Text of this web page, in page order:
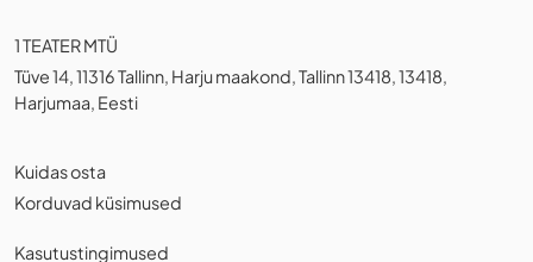
1 TEATER MTÜ
Tüve 14, 11316 Tallinn, Harju maakond, Tallinn 13418, 13418,
Harjumaa, Eesti
Kuidas osta
Korduvad küsimused
Kasutustingimused